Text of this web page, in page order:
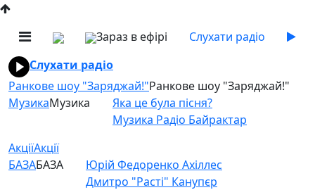
Зараз в ефірі
Слухати радіо
Слухати радіо
Ранкове шоу "Заряджай!"Ранкове шоу "Заряджай!"
МузикаМузика
Яка це була пісня?
Музика Радіо Байрактар
АкціїАкції
БАЗАБАЗА
Юрій Федоренко Ахіллес
Дмитро "Расті" Канупєр